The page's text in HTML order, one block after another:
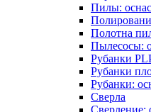
Пилы:
Полотна
Пылесосы:
Рубанки
Рубанки
Рубанки:
Сверла
Сверление: